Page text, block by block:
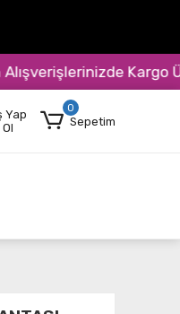
Kargo
Yap
0
Sepetim